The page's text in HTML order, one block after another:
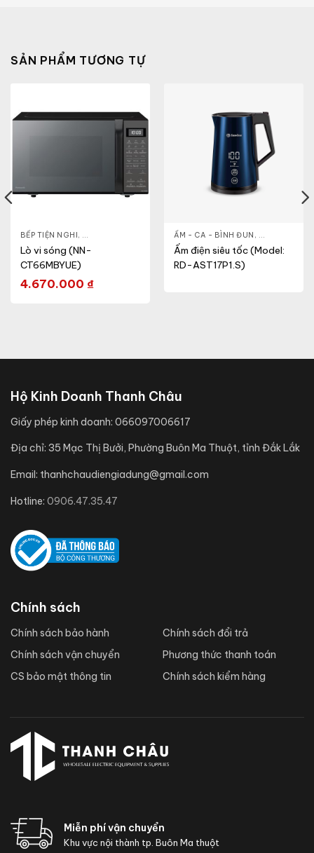
SẢN PHẨM TƯƠNG TỰ
BẾP TIỆN NGHI , GIA DỤNG KHỎE & ĐẸP ,LÒ VI SÓNG
Lò vi sóng (NN-
CT66MBYUE)
4.670.000 ₫
ẤM - CA - BÌNH ĐUN , GIA DỤNG
Ấm điện siêu tốc (Model:
RD-AST17P1.S)
& ĐẸP,NỒI - ẤM - CA - BÌNH
Hộ Kinh Doanh Thanh Châu
Giấy phép kinh doanh: 066097006617
Địa chỉ: 35 Mạc Thị Bưởi, Phường Buôn Ma Thuột, tỉnh Đắk Lắk
Email: thanhchaudiengiadung@gmail.com
Hotline: 0906.47.35.47
Chính sách
Chính sách bảo hành
Chính sách vận chuyển
CS bảo mật thông tin
Chính sách đổi trả
Phương thức thanh toán
Chính sách kiểm hàng
Miễn phí vận chuyển
Khu vực nội thành tp. Buôn Ma thuột